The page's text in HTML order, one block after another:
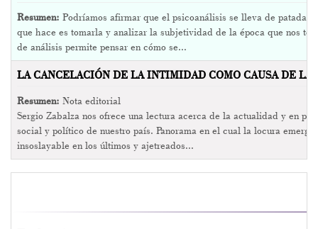
Resumen: Podríamos afirmar que el psicoanálisis se lleva de patadas
que hace es tomarla y analizar la subjetividad de la época que nos
de análisis permite pensar en cómo se...
LA CANCELACIÓN DE LA INTIMIDAD COMO CAUSA DE LA
Resumen: Nota editorial
Sergio Zabalza nos ofrece una lectura acerca de la actualidad y en
social y político de nuestro país. Panorama en el cual la locura emerge
insoslayable en los últimos y ajetreados...